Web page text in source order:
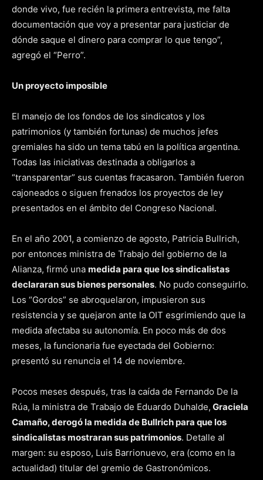
donde vivo, fue recién la primera entrevista, me falta
documentación que voy a presentar para justiciar de
dónde saque el dinero para comprar lo que tengo”,
agregó el “Perro”.
Un proyecto imposible
El manejo de los fondos de los sindicatos y los
patrimonios (y también fortunas) de muchos jefes
gremiales ha sido un tema tabú en la política argentina.
Todas las iniciativas destinada a obligarlos a
“transparentar” sus cuentas fracasaron. También fueron
cajoneados o siguen frenados los proyectos de ley
presentados en el ámbito del Congreso Nacional.
En el año 2001, a comienzo de agosto, Patricia Bullrich,
por entonces ministra de Trabajo del gobierno de la
Alianza, firmó una medida para que los sindicalistas
declararan sus bienes personales. No pudo conseguirlo.
Los “Gordos” se abroquelaron, impusieron sus
resistencia y se quejaron ante la OIT esgrimiendo que la
medida afectaba su autonomía. En poco más de dos
meses, la funcionaria fue eyectada del Gobierno:
presentó su renuncia el 14 de noviembre.
Pocos meses después, tras la caída de Fernando De la
Rúa, la ministra de Trabajo de Eduardo Duhalde, Graciela
Camaño, derogó la medida de Bullrich para que los
sindicalistas mostraran sus patrimonios. Detalle al
margen: su esposo, Luis Barrionuevo, era (como en la
actualidad) titular del gremio de Gastronómicos.